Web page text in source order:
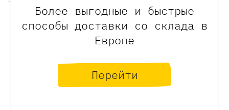
Более выгодные и быстрые
способы доставки со склада в
Европе
Перейти
мы в телеграмме
Отзывы